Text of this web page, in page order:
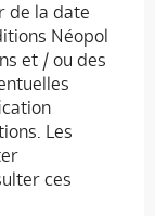
de la date
Néopol
et / ou des
Les
ces